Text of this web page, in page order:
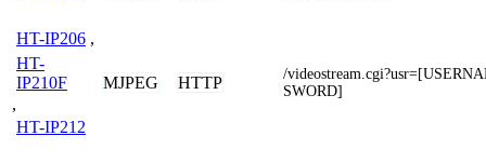
HT-IP206 ,
HT-
IP210F
,
HT-IP212
MJPEG HTTP
/
SWORD]